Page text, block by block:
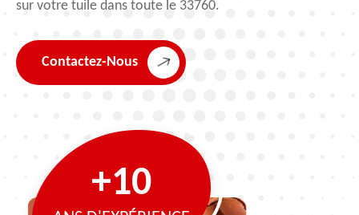
sur votre tuile dans toute le 33760.
Contactez-Nous
+10